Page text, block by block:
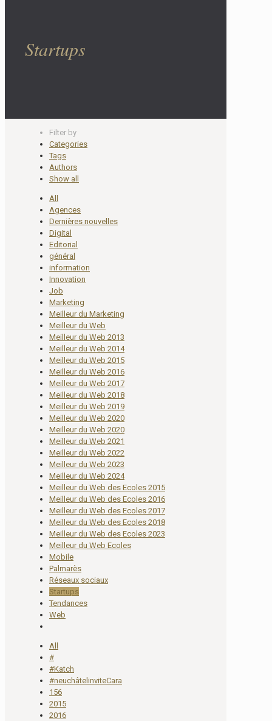
Startups
Filter by
Categories
Tags
Authors
Show all
All
Agences
Dernières nouvelles
Digital
Editorial
général
information
Innovation
Job
Marketing
Meilleur du Marketing
Meilleur du Web
Meilleur du Web 2013
Meilleur du Web 2014
Meilleur du Web 2015
Meilleur du Web 2016
Meilleur du Web 2017
Meilleur du Web 2018
Meilleur du Web 2019
Meilleur du Web 2020
Meilleur du Web 2020
Meilleur du Web 2021
Meilleur du Web 2022
Meilleur du Web 2023
Meilleur du Web 2024
Meilleur du Web des Ecoles 2015
Meilleur du Web des Ecoles 2016
Meilleur du Web des Ecoles 2017
Meilleur du Web des Ecoles 2018
Meilleur du Web des Ecoles 2023
Meilleur du Web Ecoles
Mobile
Palmarès
Réseaux sociaux
Startups
Tendances
Web
All
#
#Katch
#neuchâtelinviteCara
156
2015
2016